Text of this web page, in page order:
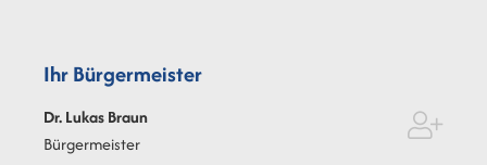
Ihr Bürgermeister
Dr. LukasBraun
Bürgermeister